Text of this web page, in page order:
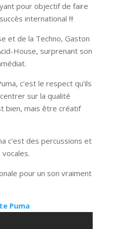
pour objectif de faire
international !!!
et de la Techno, Gaston
House, surprenant son
c’est le respect qu’ils
sur la qualité
bien, mais être créatif
c’est des percussions et
pour un son vraiment
Puma